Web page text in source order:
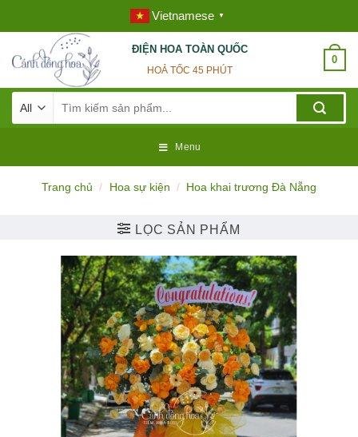
to
content
Vietnamese ▼
ĐIỆN HOA TOÀN QUỐC
HOẢ TỐC 45 PHÚT
0
kiếm:
Menu
Trang chủ / Hoa sự kiện / Hoa khai trương Đà Nẵng
LỌC SẢN PHẨM